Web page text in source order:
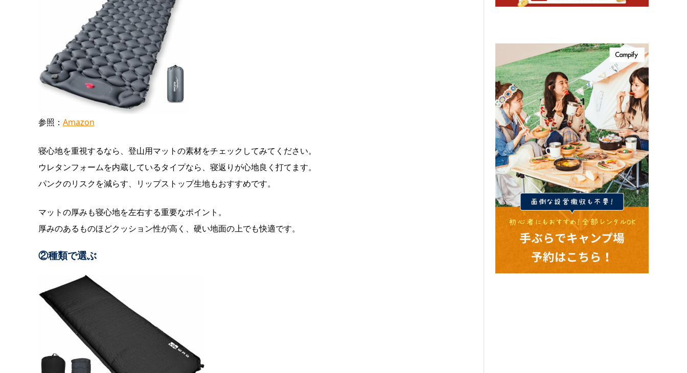
参照： Amazon
寝心地を重視するなら、登山用マットの素材をチェックしてみてください。
ウレタンフォームを内蔵しているタイプなら、寝返りが心地良く打てます。
パンクのリスクを減らす、リップストップ生地もおすすめです。
マットの厚みも寝心地を左右する重要なポイント。
厚みのあるものほどクッション性が高く、硬い地面の上でも快適です。
②種類で選ぶ